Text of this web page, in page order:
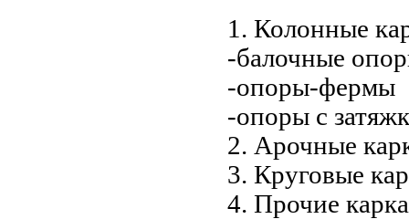
1. Колонные
-балочные
-опоры-фермы
-опоры с
2. Арочные
3. Круговые
4. Прочие